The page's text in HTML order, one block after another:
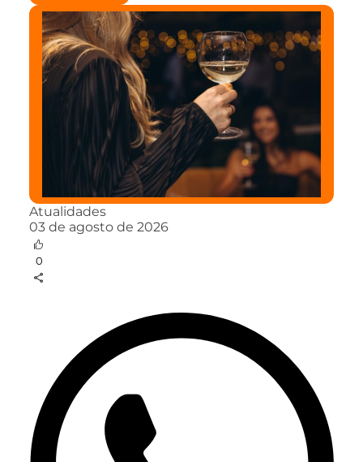
Atualidades
03 de agosto de 2026
0